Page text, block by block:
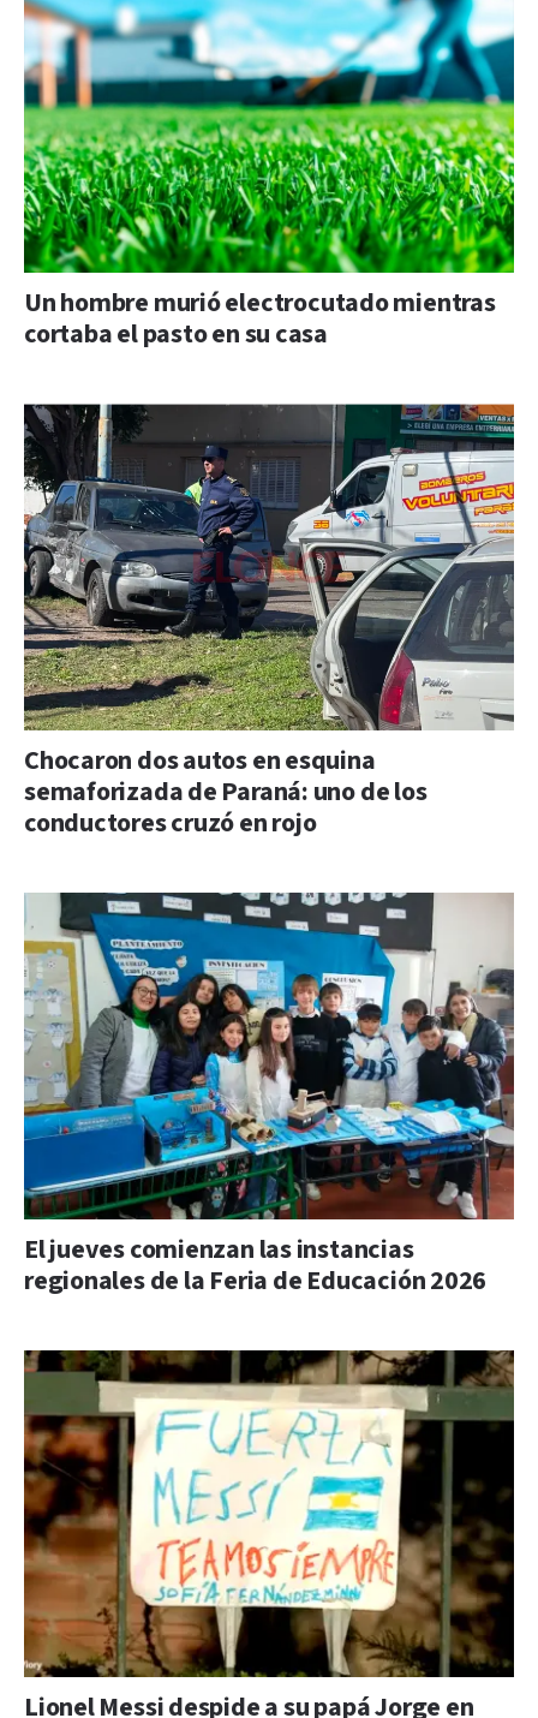
Un hombre murió electrocutado mientras
cortaba el pasto en su casa
Chocaron dos autos en esquina
semaforizada de Paraná: uno de los
conductores cruzó en rojo
El jueves comienzan las instancias
regionales de la Feria de Educación 2026
Lionel Messi despide a su papá Jorge en